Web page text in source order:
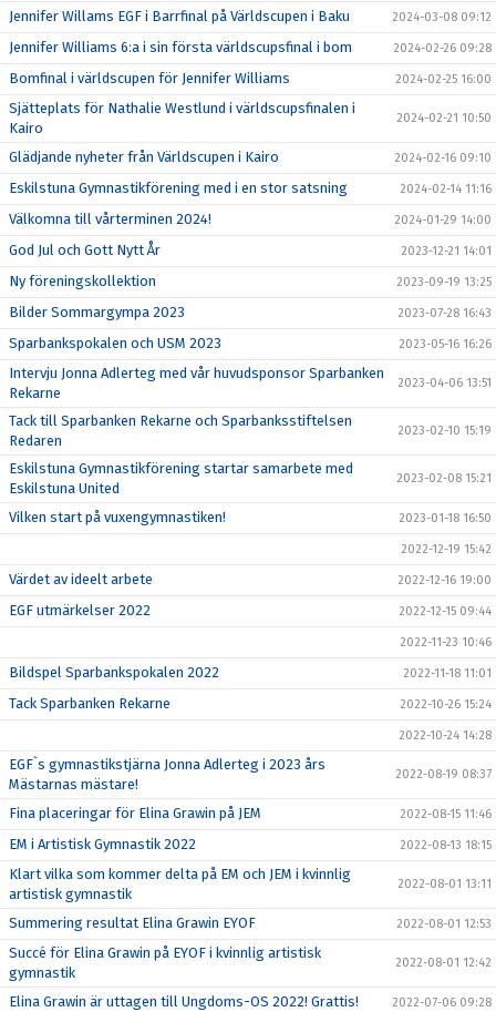
Jennifer Willams EGF i Barrfinal på Världscupen i Baku 2024-03-08 09:12
Jennifer Williams 6:a i sin första världscupsfinal i bom 2024-02-26 09:28
Bomfinal i världscupen för Jennifer Williams 2024-02-25 16:00
Sjätteplats för Nathalie Westlund i världscupsfinalen i
Kairo
2024-02-21 10:50
Glädjande nyheter från Världscupen i Kairo 2024-02-16 09:10
Eskilstuna Gymnastikförening med i en stor satsning 2024-02-14 11:16
Välkomna till vårterminen 2024! 2024-01-29 14:00
God Jul och Gott Nytt År 2023-12-21 14:01
Ny föreningskollektion 2023-09-19 13:25
Bilder Sommargympa 2023 2023-07-28 16:43
Sparbankspokalen och USM 2023 2023-05-16 16:26
Intervju Jonna Adlerteg med vår huvudsponsor Sparbanken
Rekarne
2023-04-06 13:51
Tack till Sparbanken Rekarne och Sparbanksstiftelsen
Redaren
2023-02-10 15:19
Eskilstuna Gymnastikförening startar samarbete med
Eskilstuna United
2023-02-08 15:21
Vilken start på vuxengymnastiken! 2023-01-18 16:50
2022-12-19 15:42
Värdet av ideelt arbete 2022-12-16 19:00
EGF utmärkelser 2022 2022-12-15 09:44
2022-11-23 10:46
Bildspel Sparbankspokalen 2022 2022-11-18 11:01
Tack Sparbanken Rekarne 2022-10-26 15:24
2022-10-24 14:28
EGF`s gymnastikstjärna Jonna Adlerteg i 2023 års
Mästarnas mästare!
2022-08-19 08:37
Fina placeringar för Elina Grawin på JEM 2022-08-15 11:46
EM i Artistisk Gymnastik 2022 2022-08-13 18:15
Klart vilka som kommer delta på EM och JEM i kvinnlig
artistisk gymnastik
2022-08-01 13:11
Summering resultat Elina Grawin EYOF 2022-08-01 12:53
Succé för Elina Grawin på EYOF i kvinnlig artistisk
gymnastik
2022-08-01 12:42
Elina Grawin är uttagen till Ungdoms-OS 2022! Grattis! 2022-07-06 09:28